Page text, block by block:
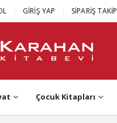
GİRİŞ YAP SİPARİŞ TAKİP
Çocuk Kitapları